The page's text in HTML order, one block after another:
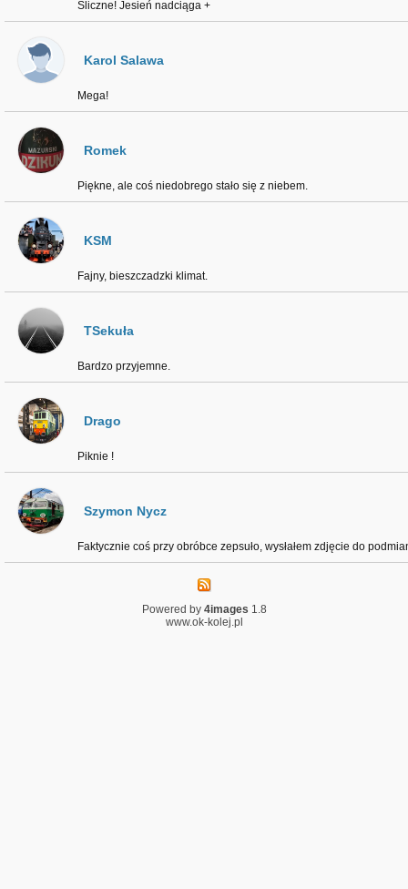
Śliczne! Jesień nadciąga +
Karol Salawa
Mega!
Romek
Piękne, ale coś niedobrego stało się z niebem.
KSM
Fajny, bieszczadzki klimat.
TSekuła
Bardzo przyjemne.
Drago
Piknie !
Szymon Nycz
Faktycznie coś przy obróbce zepsuło, wysłałem zdjęcie do
Powered by 4images 1.8
www.ok-kolej.pl